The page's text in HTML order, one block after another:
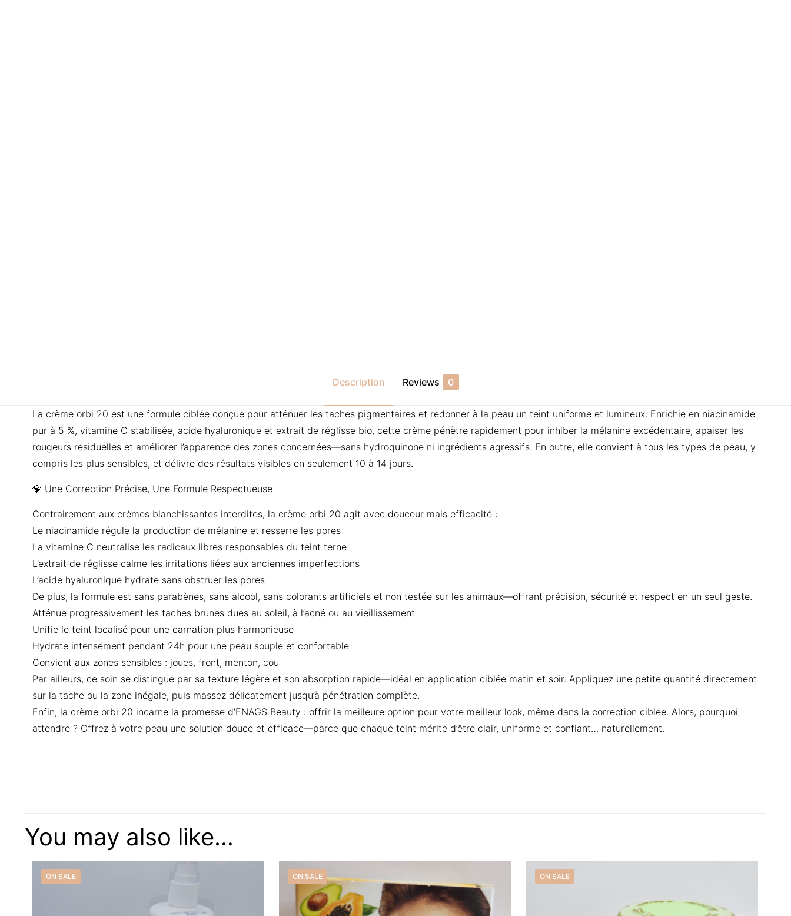
Description Reviews 0
La crème orbi 20 est une formule ciblée conçue pour atténuer les taches pigmentaires et redonner à la peau un teint uniforme et lumineux. Enrichie en niacinamide
pur à 5 %, vitamine C stabilisée, acide hyaluronique et extrait de réglisse bio, cette crème pénètre rapidement pour inhiber la mélanine excédentaire, apaiser les
rougeurs résiduelles et améliorer l’apparence des zones concernées—sans hydroquinone ni ingrédients agressifs. En outre, elle convient à tous les types de peau, y
compris les plus sensibles, et délivre des résultats visibles en seulement 10 à 14 jours.
💎 Une Correction Précise, Une Formule Respectueuse
Contrairement aux crèmes blanchissantes interdites, la crème orbi 20 agit avec douceur mais efficacité :
Le niacinamide régule la production de mélanine et resserre les pores
La vitamine C neutralise les radicaux libres responsables du teint terne
L’extrait de réglisse calme les irritations liées aux anciennes imperfections
L’acide hyaluronique hydrate sans obstruer les pores
De plus, la formule est sans parabènes, sans alcool, sans colorants artificiels et non testée sur les animaux—offrant précision, sécurité et respect en un seul geste.
Atténue progressivement les taches brunes dues au soleil, à l’acné ou au vieillissement
Unifie le teint localisé pour une carnation plus harmonieuse
Hydrate intensément pendant 24h pour une peau souple et confortable
Convient aux zones sensibles : joues, front, menton, cou
Par ailleurs, ce soin se distingue par sa texture légère et son absorption rapide—idéal en application ciblée matin et soir. Appliquez une petite quantité directement
sur la tache ou la zone inégale, puis massez délicatement jusqu’à pénétration complète.
Enfin, la crème orbi 20 incarne la promesse d’ENAGS Beauty : offrir la meilleure option pour votre meilleur look, même dans la correction ciblée. Alors, pourquoi
attendre ? Offrez à votre peau une solution douce et efficace—parce que chaque teint mérite d’être clair, uniforme et confiant… naturellement.
Be the first to review “Creme tube Orbi 20 Anti Taches 30g ECLAIRCISSANTE
1X”
Your email address will not be published.
Your rating
You may also like…
ON SALE ON SALE ON SALE